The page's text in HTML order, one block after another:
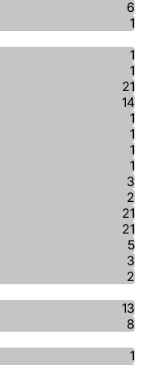
6
1
1
1
21
14
1
1
1
1
3
2
21
21
5
3
2
13
8
1